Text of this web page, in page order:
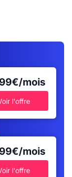
mois
l'offre
mois
l'offre